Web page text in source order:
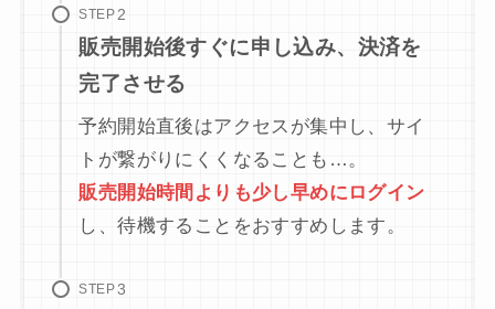
STEP
販売開始後すぐに申し込み、決済を
完了させる
予約開始直後はアクセスが集中し、サイ
トが繋がりにくくなることも…。
販売開始時間よりも少し早めにログイン
し、待機することをおすすめします。
STEP